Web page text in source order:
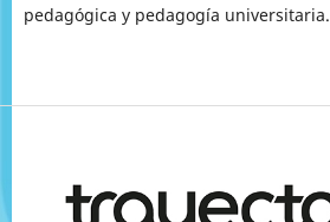
pedagógica y pedagogía universitaria.